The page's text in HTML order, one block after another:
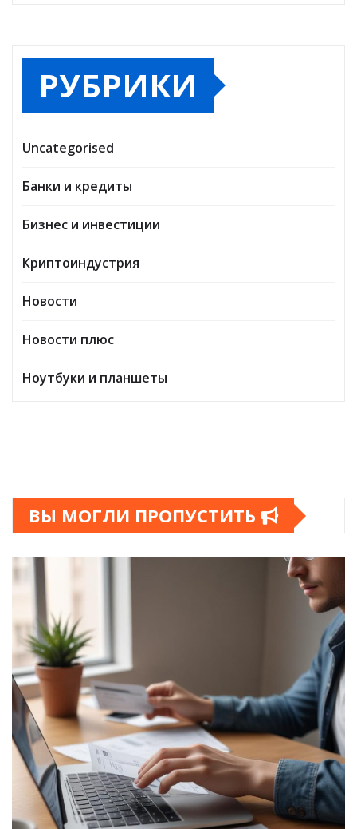
РУБРИКИ
Uncategorised
Банки и кредиты
Бизнес и инвестиции
Криптоиндустрия
Новости
Новости плюс
Ноутбуки и планшеты
ВЫ МОГЛИ ПРОПУСТИТЬ